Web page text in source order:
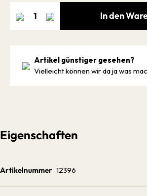
In den
Artikel günstiger gesehen?
Vielleicht können wir da ja was
Eigenschaften
Artikelnummer 12396